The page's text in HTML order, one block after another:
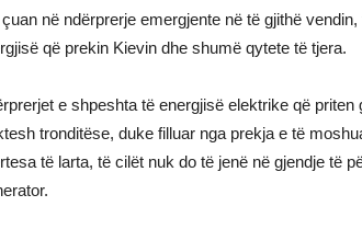
në ndërprerje emergjente në të gjithë
që prekin Kievin dhe shumë qytete të tjera.
e shpeshta të energjisë elektrike që
tronditëse, duke filluar nga prekja e të
të larta, të cilët nuk do të jenë në gjendje të